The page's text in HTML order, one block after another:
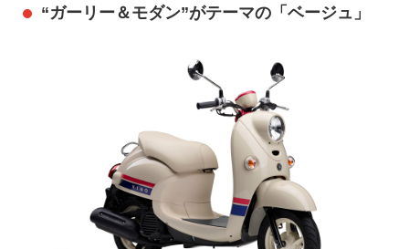
“ガーリー＆モダン”がテーマの「ベージュ」